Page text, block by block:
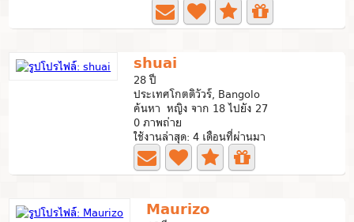
shuai
28 ปี
ประเทศโกตดิวัวร์, Bangolo
ค้นหา หญิง จาก 18 ไปยัง 27
0 ภาพถ่าย
ใช้งานล่าสุด: 4 เดือนที่ผ่านมา
Maurizo